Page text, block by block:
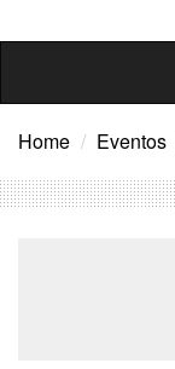
Home Eventos